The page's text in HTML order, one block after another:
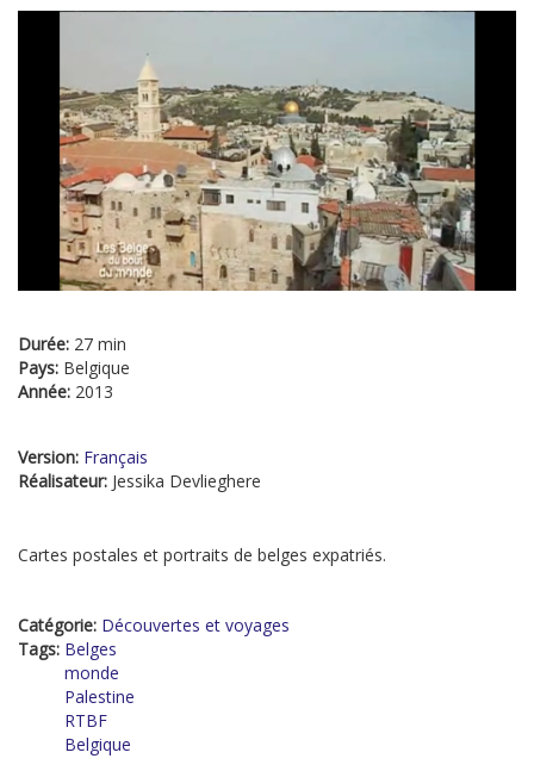
Durée: 27 min
Pays: Belgique
Année: 2013
Version: Français
Réalisateur: Jessika Devlieghere
Cartes postales et portraits de belges expatriés.
Catégorie: Découvertes et voyages
Tags: Belges
monde
Palestine
RTBF
Belgique